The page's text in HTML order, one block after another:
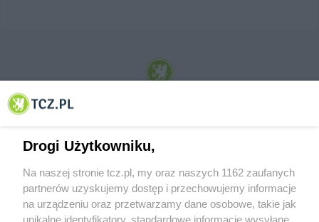
© 2001-2026 Tczew - TCZ.PL Sp. z o.o. Internetowy Serwis Informacyjny Miasta
Drogi Użytkowniku,
Na naszej stronie tcz.pl, my oraz naszych 1162 zaufanych
partnerów uzyskujemy dostęp i przechowujemy informacje
na urządzeniu oraz przetwarzamy dane osobowe, takie jak
unikalne identyfikatory, standardowe informacje wysyłane